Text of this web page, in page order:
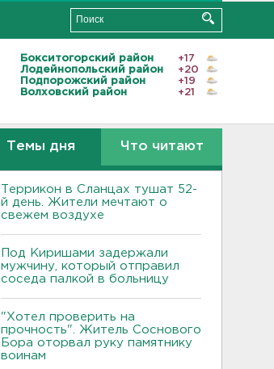
Бокситогорский район
+17
Лодейнопольский район
+20
Подпорожский район
+19
Волховский район
+21
Темы дня Что читают
Террикон в Сланцах тушат 52-
й день. Жители мечтают о
свежем воздухе
Под Киришами задержали
мужчину, который отправил
соседа палкой в больницу
"Хотел проверить на
прочность". Житель Соснового
Бора оторвал руку памятнику
воинам